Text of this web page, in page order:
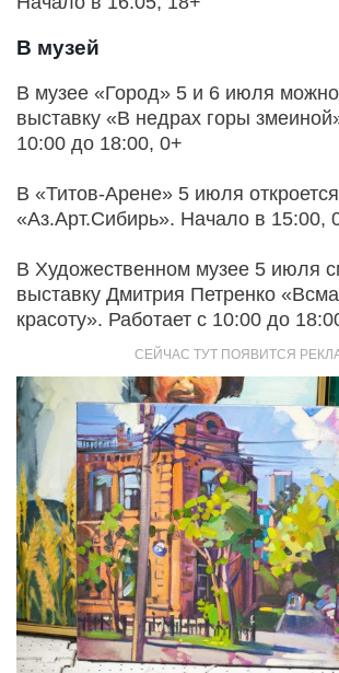
В музей
В музее «Город» 5 и 6 июля можно
выставку «В недрах горы
10:00 до 18:00, 0+
В «Титов-Арене» 5 июля
«Аз.Арт.Сибирь». Начало в 15:00,
В Художественном музее 5 июля
выставку Дмитрия Петренко
красоту». Работает с 10:00 до